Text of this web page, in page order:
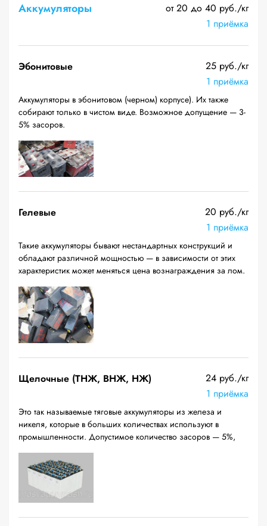
Аккумуляторы
от 20 до 40 руб./кг
1 приёмка
Эбонитовые
25 руб./кг
1 приёмка
Аккумуляторы в эбонитовом (черном) корпусе). Их также
собирают только в чистом виде. Возможное допущение — 3-
5% засоров.
Гелевые
20 руб./кг
1 приёмка
Такие аккумуляторы бывают нестандартных конструкций и
обладают различной мощностью — в зависимости от этих
характеристик может меняться цена вознаграждения за лом.
Щелочные (ТНЖ, ВНЖ, НЖ)
24 руб./кг
1 приёмка
Это так называемые тяговые аккумуляторы из железа и
никеля, которые в больших количествах используют в
промышленности. Допустимое количество засоров — 5%,